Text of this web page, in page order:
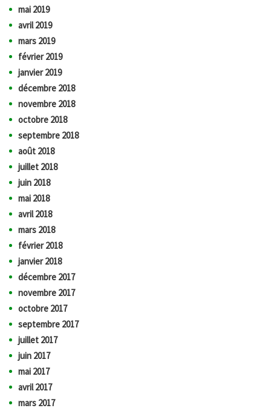
mai 2019
avril 2019
mars 2019
février 2019
janvier 2019
décembre 2018
novembre 2018
octobre 2018
septembre 2018
août 2018
juillet 2018
juin 2018
mai 2018
avril 2018
mars 2018
février 2018
janvier 2018
décembre 2017
novembre 2017
octobre 2017
septembre 2017
juillet 2017
juin 2017
mai 2017
avril 2017
mars 2017